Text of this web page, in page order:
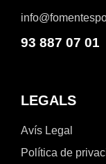
93 887 07 01
LEGALS
Avís Legal
Política de